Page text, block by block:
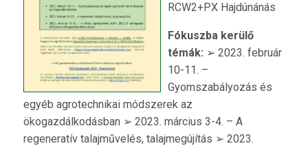
RCW2+PX Hajdúnánás
Fókuszba kerülő
témák: ➢ 2023. február
10-11. –
Gyomszabályozás és
egyéb agrotechnikai módszerek az
ökogazdálkodásban ➢ 2023. március 3-4. – A
regeneratív talajművelés, talajmegújítás ➢ 2023.